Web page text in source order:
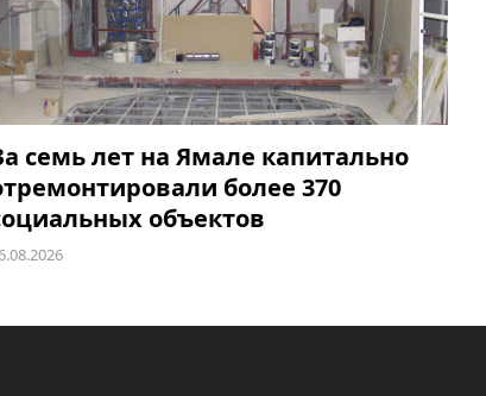
семь лет на Ямале капитально
более 370
объектов